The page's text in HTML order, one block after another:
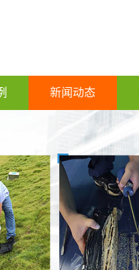
新闻动态